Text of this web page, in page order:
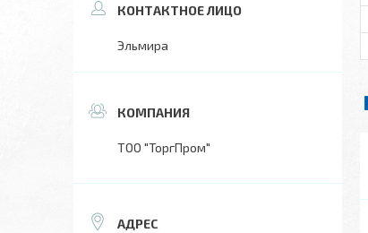
Эльмира
ТОО "ТоргПром"